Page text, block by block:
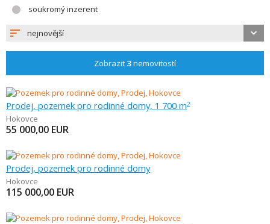
soukromý inzerent
nejnovější
Zobrazit 3nemovitostí
Prodej, pozemek pro rodinné domy, 1 700 m2
Hokovce
55 000,00 EUR
Prodej, pozemek pro rodinné domy
Hokovce
115 000,00 EUR